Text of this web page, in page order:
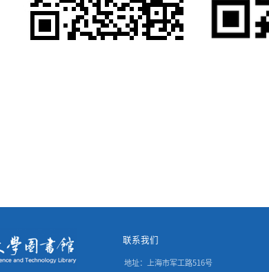
联系我们
地址：上海市军工路516号